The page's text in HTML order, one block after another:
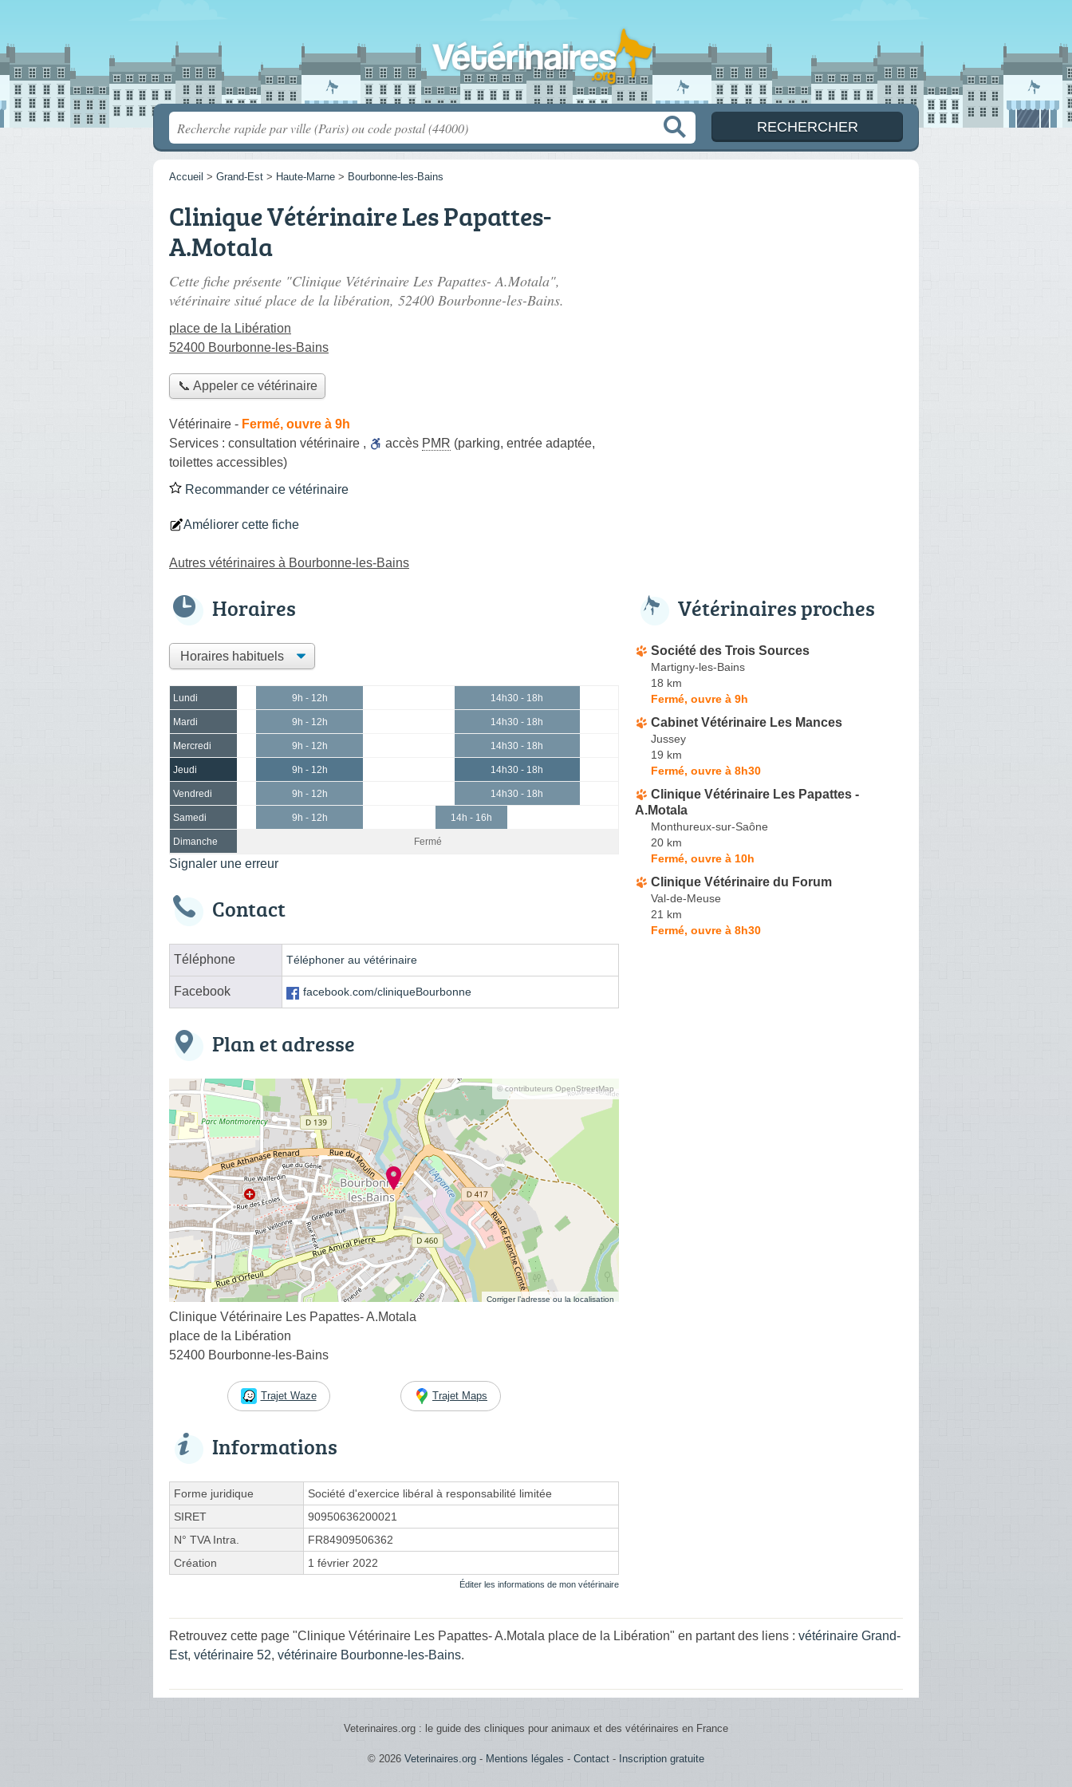
Accueil > Grand-Est > Haute-Marne > Bourbonne-les-Bains
Clinique Vétérinaire Les Papattes-
A.Motala
Cette fiche présente "Clinique Vétérinaire Les Papattes- A.Motala",
vétérinaire situé place de la libération, 52400 Bourbonne-les-Bains.
place de la Libération
52400 Bourbonne-les-Bains
📞 Appeler ce vétérinaire
Vétérinaire - Fermé, ouvre à 9h
Services : consultation vétérinaire , accès PMR (parking, entrée adaptée,
toilettes accessibles)
Recommander ce vétérinaire
Améliorer cette fiche
Autres vétérinaires à Bourbonne-les-Bains
Horaires
Lundi 9h - 12h 14h30 - 18h
Mardi 9h - 12h 14h30 - 18h
Mercredi 9h - 12h 14h30 - 18h
Jeudi 9h - 12h 14h30 - 18h
Vendredi 9h - 12h 14h30 - 18h
Samedi 9h - 12h 14h - 16h
Dimanche Fermé
Signaler une erreur
Contact
Téléphone Téléphoner au vétérinaire
Facebook facebook.com/cliniqueBourbonne
Plan et adresse
© contributeurs OpenStreetMap
Corriger l’adresse ou la localisation
Clinique Vétérinaire Les Papattes- A.Motala
place de la Libération
52400 Bourbonne-les-Bains
Trajet Waze Trajet Maps
Informations
Forme juridique
Société d'exercice libéral à responsabilité limitée
SIRET
90950636200021
N° TVA Intra.
FR84909506362
Création
1 février 2022
Éditer les informations de mon vétérinaire
Vétérinaires proches
Société des Trois Sources
Martigny-les-Bains
18 km
Fermé, ouvre à 9h
Cabinet Vétérinaire Les Mances
Jussey
19 km
Fermé, ouvre à 8h30
Clinique Vétérinaire Les Papattes -
A.Motala
Monthureux-sur-Saône
20 km
Fermé, ouvre à 10h
Clinique Vétérinaire du Forum
Val-de-Meuse
21 km
Fermé, ouvre à 8h30
Retrouvez cette page "Clinique Vétérinaire Les Papattes- A.Motala place de la Libération" en partant des liens : vétérinaire Grand-
Est, vétérinaire 52, vétérinaire Bourbonne-les-Bains.
Veterinaires.org : le guide des cliniques pour animaux et des vétérinaires en France
© 2026 Veterinaires.org - Mentions légales - Contact - Inscription gratuite